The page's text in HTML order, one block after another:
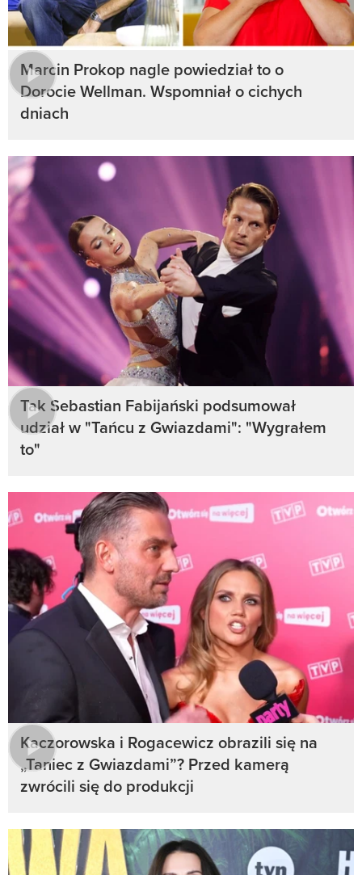
Marcin Prokop nagle powiedział to o
Dorocie Wellman. Wspomniał o cichych
dniach
Tak Sebastian Fabijański podsumował
udział w "Tańcu z Gwiazdami": "Wygrałem
to"
Kaczorowska i Rogacewicz obrazili się na
„Taniec z Gwiazdami”? Przed kamerą
zwrócili się do produkcji